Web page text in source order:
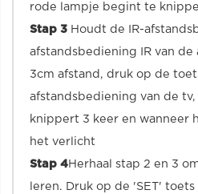
rode lampje begint te
Stap 3 Houdt de IR-
afstandsbediening IR van
3cm afstand, druk op de
afstandsbediening van de
knippert 3 keer en wanneer
het verlicht
Stap 4Herhaal stap 2 en 3
leren. Druk op de 'SET'